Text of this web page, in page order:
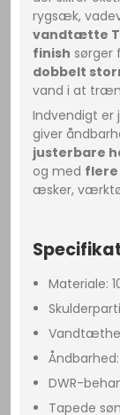
rygsæk,
vandtætte
finish sørger
dobbelt
vand i at
Indvendigt er
giver
justerbare
og med flere
æsker,
Materiale:
DWR-
Tapede